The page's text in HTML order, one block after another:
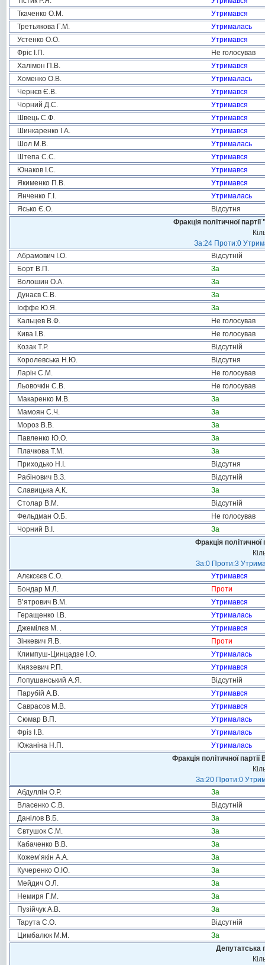
Ткаченко О.М.
Утримався
Третьякова Г.М.
Утрималась
Устенко О.О.
Утримався
Фріс І.П.
Не голосував
Халімон П.В.
Утримався
Хоменко О.В.
Утрималась
Чернєв Є.В.
Утримався
Чорний Д.С.
Утримався
Швець С.Ф.
Утримався
Шинкаренко І.А.
Утримався
Шол М.В.
Утрималась
Штепа С.С.
Утримався
Юнаков І.С.
Утримався
Якименко П.В.
Утримався
Янченко Г.І.
Утрималась
Ясько Є.О.
Відсутня
Фракція політичної
За:24 Проти:0
Абрамович І.О.
Відсутній
Борт В.П.
За
Волошин О.А.
За
Дунаєв С.В.
За
Іоффе Ю.Я.
За
Кальцев В.Ф.
Не голосував
Кива І.В.
Не голосував
Козак Т.Р.
Відсутній
Королевська Н.Ю.
Відсутня
Ларін С.М.
Не голосував
Льовочкін С.В.
Не голосував
Макаренко М.В.
За
Мамоян С.Ч.
За
Мороз В.В.
За
Павленко Ю.О.
За
Плачкова Т.М.
За
Приходько Н.І.
Відсутня
Рабінович В.З.
Відсутній
Славицька А.К.
За
Столар В.М.
Відсутній
Фельдман О.Б.
Не голосував
Чорний В.І.
За
Фракція
За:0 Проти:3
Алєксєєв С.О.
Утримався
Бондар М.Л.
Проти
В’ятрович В.М.
Утримався
Геращенко І.В.
Утрималась
Джемілєв М. .
Утримався
Зінкевич Я.В.
Проти
Климпуш-Цинцадзе І.О.
Утрималась
Князевич Р.П.
Утримався
Лопушанський А.Я.
Відсутній
Парубій А.В.
Утримався
Саврасов М.В.
Утримався
Сюмар В.П.
Утрималась
Фріз І.В.
Утрималась
Южаніна Н.П.
Утрималась
Фракція політичної
За:20 Проти:0
Абдуллін О.Р.
За
Власенко С.В.
Відсутній
Данілов В.Б.
За
Євтушок С.М.
За
Кабаченко В.В.
За
Кожем’якін А.А.
За
Кучеренко О.Ю.
За
Мейдич О.Л.
За
Немиря Г.М.
За
Пузійчук А.В.
За
Тарута С.О.
Відсутній
Цимбалюк М.М.
За
Депутатська